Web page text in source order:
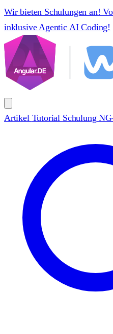
Wir bieten Schulungen an!
inklusive Agentic AI Coding!
Artikel Tutorial Schulung